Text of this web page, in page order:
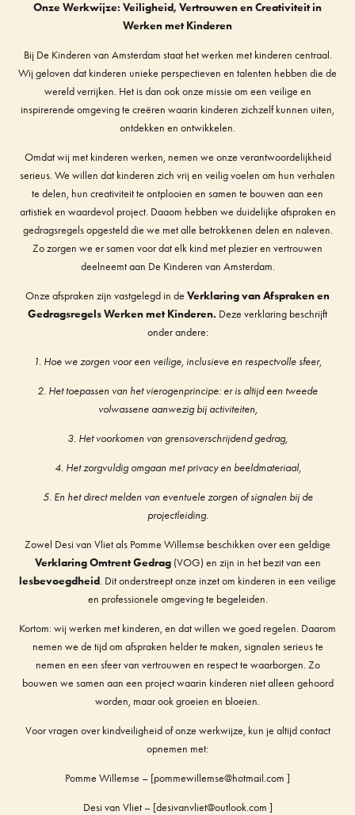
Onze Werkwijze: Veiligheid, Vertrouwen en Creativiteit in
Werken met Kinderen
Bij De Kinderen van Amsterdam staat het werken met kinderen centraal.
Wij geloven dat kinderen unieke perspectieven en talenten hebben die de
wereld verrijken. Het is dan ook onze missie om een veilige en
inspirerende omgeving te creëren waarin kinderen zichzelf kunnen uiten,
ontdekken en ontwikkelen.
Omdat wij met kinderen werken, nemen we onze verantwoordelijkheid
serieus. We willen dat kinderen zich vrij en veilig voelen om hun verhalen
te delen, hun creativiteit te ontplooien en samen te bouwen aan een
artistiek en waardevol project. Daaom hebben we duidelijke afspraken en
gedragsregels opgesteld die we met alle betrokkenen delen en naleven.
Zo zorgen we er samen voor dat elk kind met plezier en vertrouwen
deelneemt aan De Kinderen van Amsterdam.
Onze afspraken zijn vastgelegd in de Verklaring van Afspraken en
Gedragsregels Werken met Kinderen. Deze verklaring beschrijft
onder andere:
1. Hoe we zorgen voor een veilige, inclusieve en respectvolle sfeer,
2. Het toepassen van het vierogenprincipe: er is altijd een tweede
volwassene aanwezig bij activiteiten,
3. Het voorkomen van grensoverschrijdend gedrag,
4. Het zorgvuldig omgaan met privacy en beeldmateriaal,
5. En het direct melden van eventuele zorgen of signalen bij de
projectleiding.
Zowel Desi van Vliet als Pomme Willemse beschikken over een geldige
Verklaring Omtrent Gedrag(VOG) en zijn in het bezit van een
lesbevoegdheid. Dit onderstreept onze inzet om kinderen in een veilige
en professionele omgeving te begeleiden.
Kortom: wij werken met kinderen, en dat willen we goed regelen. Daarom
nemen we de tijd om afspraken helder te maken, signalen serieus te
nemen en een sfeer van vertrouwen en respect te waarborgen. Zo
bouwen we samen aan een project waarin kinderen niet alleen gehoord
worden, maar ook groeien en bloeien.
Voor vragen over kindveiligheid of onze werkwijze, kun je altijd contact
opnemen met:
Pomme Willemse – [pommewillemse@hotmail.com ]
Desi van Vliet – [desivanvliet@outlook.com ]